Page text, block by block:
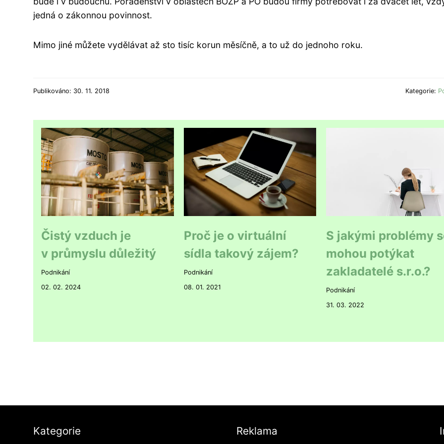
jedná o zákonnou povinnost.
Mimo jiné můžete vydělávat až sto tisíc korun měsíčně, a to už do jednoho roku.
Publikováno: 30. 11. 2018 Kategorie:
Čistý vzduch je
v průmyslu důležitý
Podnikání
02. 02. 2024
Proč je o virtuální
sídla takový zájem?
Podnikání
08. 01. 2021
S jakými problémy
mohou potýkat
zakladatelé s.r.o.?
Podnikání
31. 03. 2022
Kategorie Reklama